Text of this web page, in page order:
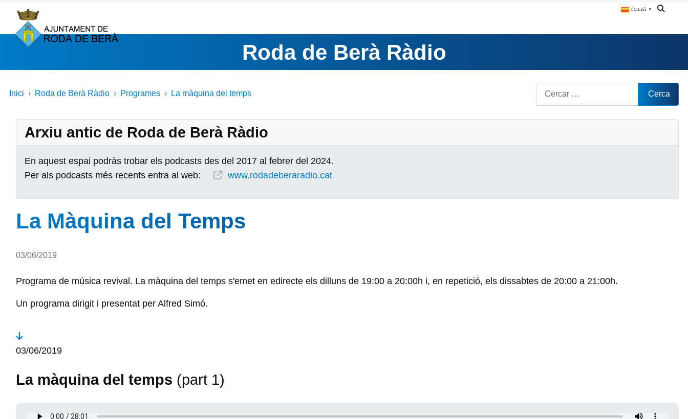
Català ▼
Roda de Berà Ràdio
Inici Roda de Berà Ràdio Programes La màquina del temps Cerca Cerca
Arxiu antic de Roda de Berà Ràdio
En aquest espai podràs trobar els podcasts des del 2017 al febrer del 2024.
Per als podcasts més recents entra al web:
www.rodadeberaradio.cat
La Màquina del Temps
Detalls
03/06/2019
Programa de música revival. La màquina del temps s'emet en edirecte els dilluns de 19:00 a 20:00h i, en repetició, els dissabtes de 20:00 a 21:00h.
Un programa dirigit i presentat per Alfred Simó.
03/06/2019
La màquina del temps (part 1)